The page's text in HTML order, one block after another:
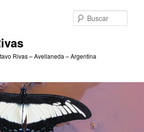
Rivas – Avellaneda – Argentina